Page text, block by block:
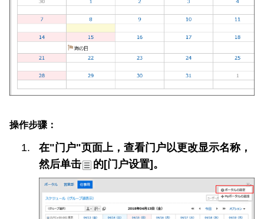
操作步骤：
在"门户"页面上，查看门户以更改显示名称，
然后单击
的[门户设置]。